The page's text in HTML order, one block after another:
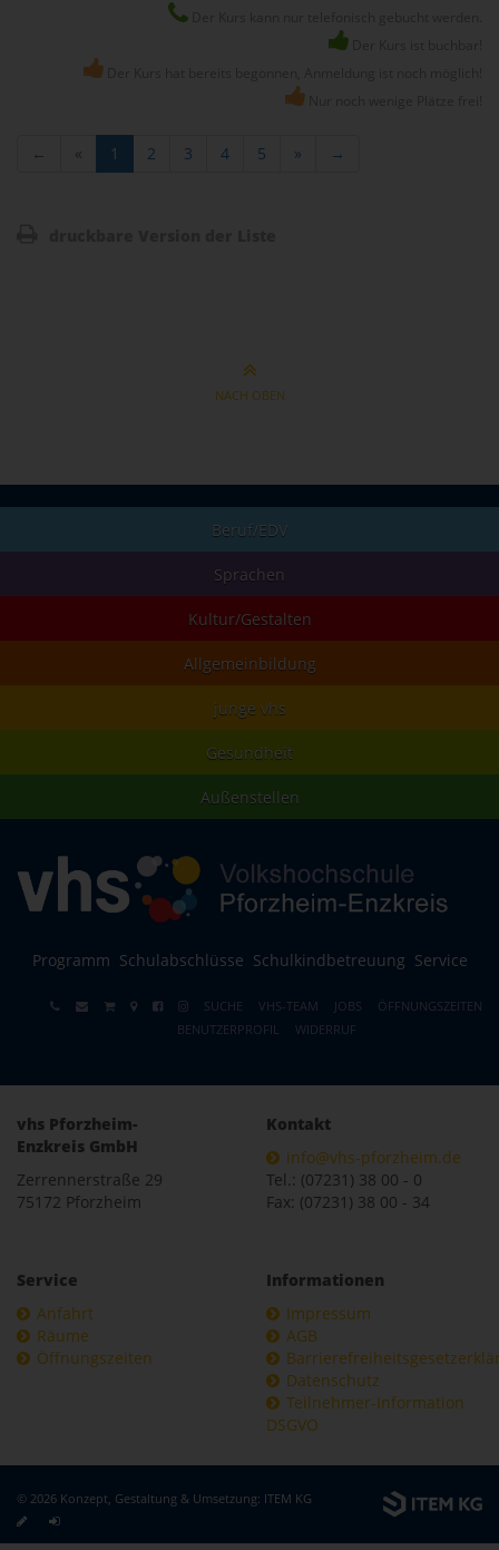
← « 1 2 3 4 5 » →
NACH OBEN
Beruf/EDV
Sprachen
Kultur/Gestalten
Allgemeinbildung
junge vhs
Gesundheit
Außenstellen
Programm Schulabschlüsse Schulkindbetreuung Service
SUCHE VHS-TEAM JOBS
ÖFFNUNGSZEITEN
BENUTZERPROFIL
WIDERRUF
vhs Pforzheim-
Enzkreis GmbH
Zerrennerstraße 29
75172 Pforzheim
Kontakt
info@vhs-pforzheim.de
Tel.: (07231) 38 00 - 0
Fax: (07231) 38 00 - 34
Service
Anfahrt
Räume
Öffnungszeiten
Informationen
Impressum
AGB
Datenschutz
Teilnehmer-Information
DSGVO
© 2026 Konzept, Gestaltung & Umsetzung: ITEM KG